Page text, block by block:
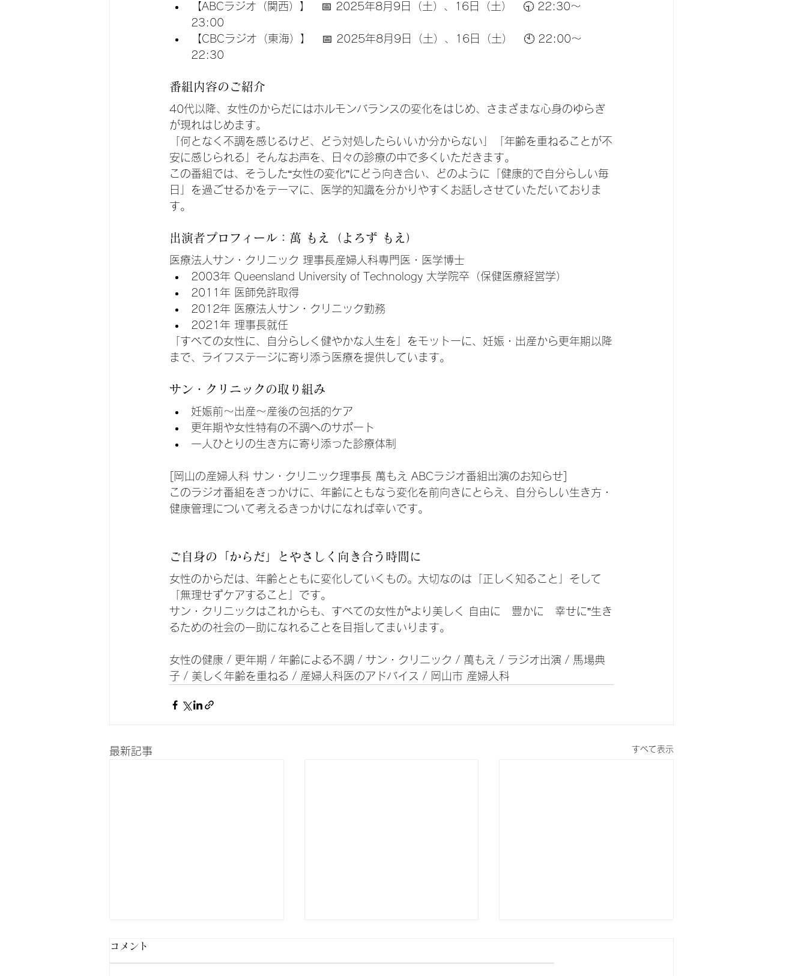
【ABCラジオ（関西）】　📅 2025年8月9日（土）、16日（土）　🕤 22:30〜
23:00
【CBCラジオ（東海）】　📅 2025年8月9日（土）、16日（土）　🕙 22:00〜
22:30
番組内容のご紹介
40代以降、女性のからだにはホルモンバランスの変化をはじめ、さまざまな心身のゆらぎ
が現れはじめます。
「何となく不調を感じるけど、どう対処したらいいか分からない」「年齢を重ねることが不
安に感じられる」そんなお声を、日々の診療の中で多くいただきます。
この番組では、そうした“女性の変化”にどう向き合い、どのように「健康的で自分らしい毎
日」を過ごせるかをテーマに、医学的知識を分かりやすくお話しさせていただいておりま
す。
出演者プロフィール：萬 もえ（よろず もえ）
医療法人サン・クリニック 理事長産婦人科専門医・医学博士
2003年 Queensland University of Technology 大学院卒（保健医療経営学）
2011年 医師免許取得
2012年 医療法人サン・クリニック勤務
2021年 理事長就任
「すべての女性に、自分らしく健やかな人生を」をモットーに、妊娠・出産から更年期以降
まで、ライフステージに寄り添う医療を提供しています。
サン・クリニックの取り組み
妊娠前〜出産～産後の包括的ケア
更年期や女性特有の不調へのサポート
一人ひとりの生き方に寄り添った診療体制
[岡山の産婦人科 サン・クリニック理事長 萬もえ ABCラジオ番組出演のお知らせ]
このラジオ番組をきっかけに、年齢にともなう変化を前向きにとらえ、自分らしい生き方・
健康管理について考えるきっかけになれば幸いです。
ご自身の「からだ」とやさしく向き合う時間に
女性のからだは、年齢とともに変化していくもの。大切なのは「正しく知ること」そして
「無理せずケアすること」です。
サン・クリニックはこれからも、すべての女性が“より美しく 自由に　豊かに　幸せに”生き
るための社会の一助になれることを目指してまいります。
女性の健康 / 更年期 / 年齢による不調 / サン・クリニック / 萬もえ / ラジオ出演 / 馬場典
子 / 美しく年齢を重ねる / 産婦人科医のアドバイス / 岡山市 産婦人科
最新記事 すべて表示
コメント